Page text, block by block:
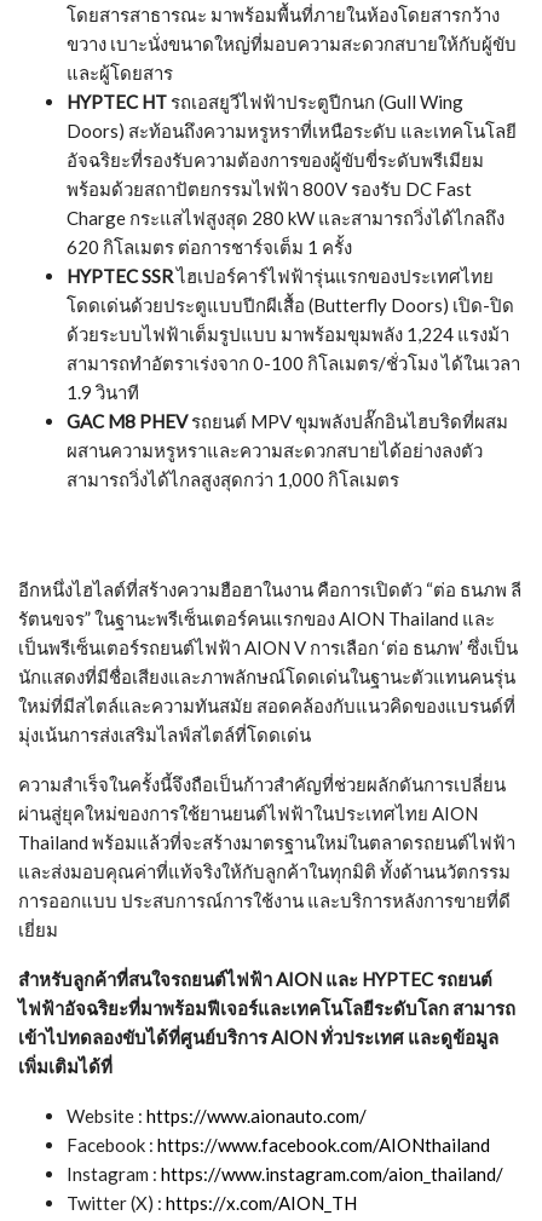
AION Y Plusรถยนต์ไฟฟ้าที่ตอบโจทย์ทุกไลฟ์สไตล์ ด้วย
พื้นที่ใช้สอยกว้างขวาง พร้อมเทคโนโลยีช่วยเหลือการขับขี่
อัจฉริยะ และความอเนกประสงค์ในการใช้งานที่เหนือกว่า ใน
ราคาสุดคุ้มค่า
AION ESรถยนต์ซีดานไฟฟ้า ที่ออกแบบมาสำหรับตลาดรถ
HYPTEC HTรถเอสยูวีไฟฟ้าประตูปีกนก (Gull Wing
Doors) สะท้อนถึงความหรูหราที่เหนือระดับ และเทคโนโลยี
อัจฉริยะที่รองรับความต้องการของผู้ขับขี่ระดับพรีเมียม
พร้อมด้วยสถาปัตยกรรมไฟฟ้า 800V รองรับ DC Fast
Charge กระแสไฟสูงสุด 280 kW และสามารถวิ่งได้ไกลถึง
620 กิโลเมตร ต่อการชาร์จเต็ม 1 ครั้ง
HYPTEC SSRไฮเปอร์คาร์ไฟฟ้ารุ่นแรกของประเทศไทย
โดดเด่นด้วยประตูแบบปีกผีเสื้อ (Butterfly Doors) เปิด-ปิด
ด้วยระบบไฟฟ้าเต็มรูปแบบ มาพร้อมขุมพลัง 1,224 แรงม้า
สามารถทำอัตราเร่งจาก 0-100 กิโลเมตร/ชั่วโมง ได้ในเวลา
1.9 วินาที
สามารถวิ่งได้ไกลสูงสุดกว่า 1,000 กิโลเมตร